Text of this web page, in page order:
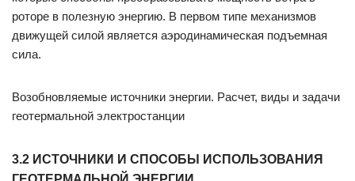
роторе в полезную энергию. В первом типе механизмов
движущей силой является аэродинамическая подъемная
сила.
Возобновляемые источники энергии. Расчет, виды и задачи
геотермальной электростанции
3.2 ИСТОЧНИКИ И СПОСОБЫ ИСПОЛЬЗОВАНИЯ